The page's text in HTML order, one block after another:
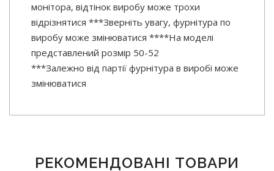
монітора, відтінок виробу може трохи
відрізнятися ***Зверніть увагу, фурнітура по
виробу може змінюватися ****На моделі
представлений розмір 50-52
***Залежно від партії фурнітура в виробі може
змінюватися
РЕКОМЕНДОВАНІ ТОВАРИ